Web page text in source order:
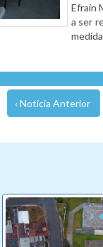
Efraín
a ser
‹ Noticia Anterior